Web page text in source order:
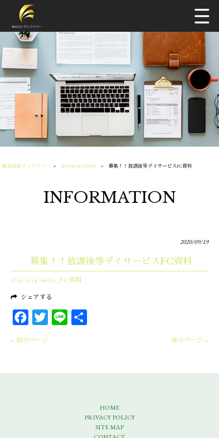
株式会社サンフラワー > INFORMATION > 募集！！放課後等デイサービスFC資料
INFORMATION
2020/09/19
募集！！放課後等デイサービスFC資料
One step smile_FC資料
シェアする
Facebook
Twitter
Line
« 前のページ 後のページ »
HOME
PRIVACY POLICY
SITE MAP